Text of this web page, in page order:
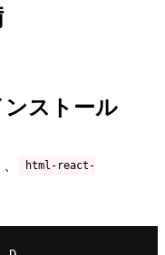
ンストール
html-react-